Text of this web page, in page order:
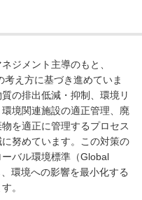
ジメント主導のもと、
え方に基づき進めていま
の排出低減・抑制、環境リ
境関連施設の適正管理、廃
を適正に管理するプロセス
努めています。この対策の
バル環境標準（Global
環境への影響を最小化する
。